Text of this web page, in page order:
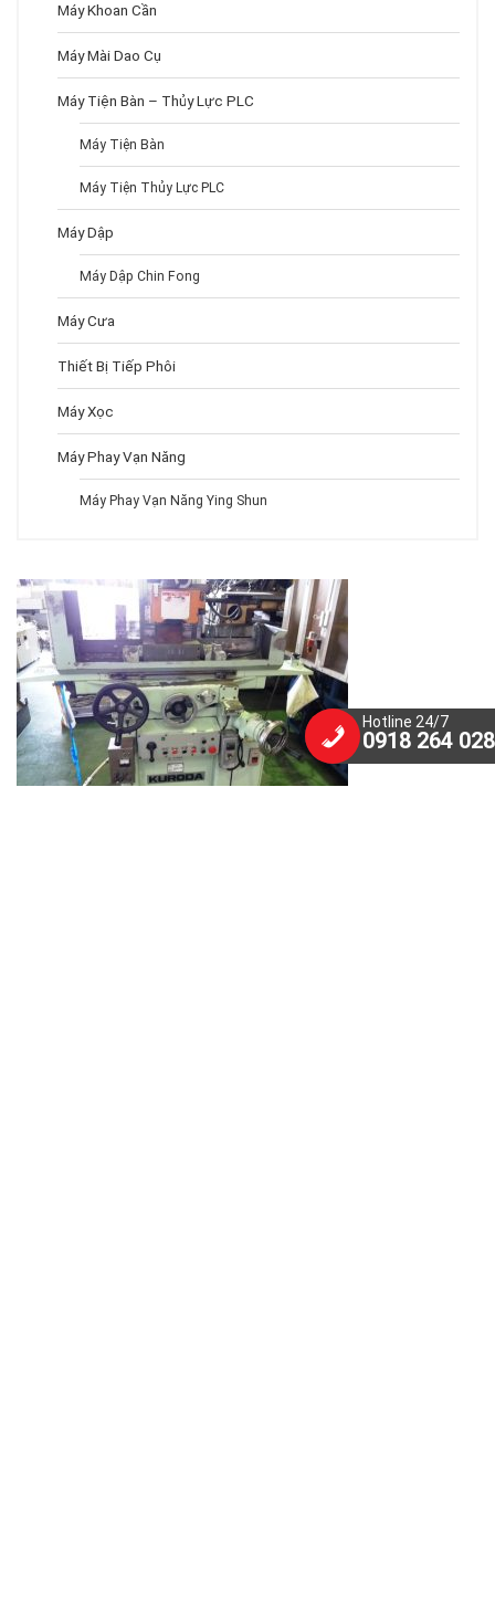
Máy Khoan Cần
Máy Mài Dao Cụ
Máy Tiện Bàn – Thủy Lực PLC
Máy Tiện Bàn
Máy Tiện Thủy Lực PLC
Máy Dập
Máy Dập Chin Fong
Máy Cưa
Thiết Bị Tiếp Phôi
Máy Xọc
Máy Phay Vạn Năng
Máy Phay Vạn Năng Ying Shun
Hotline 24/7
0918 264 028